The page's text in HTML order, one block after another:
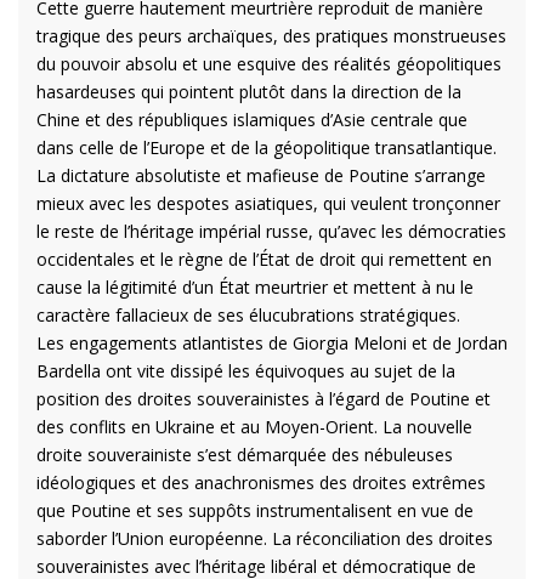
Cette guerre hautement meurtrière reproduit de manière
tragique des peurs archaïques, des pratiques monstrueuses
du pouvoir absolu et une esquive des réalités géopolitiques
hasardeuses qui pointent plutôt dans la direction de la
Chine et des républiques islamiques d’Asie centrale que
dans celle de l’Europe et de la géopolitique transatlantique.
La dictature absolutiste et mafieuse de Poutine s’arrange
mieux avec les despotes asiatiques, qui veulent tronçonner
le reste de l’héritage impérial russe, qu’avec les démocraties
occidentales et le règne de l’État de droit qui remettent en
cause la légitimité d’un État meurtrier et mettent à nu le
caractère fallacieux de ses élucubrations stratégiques.
Les engagements atlantistes de Giorgia Meloni et de Jordan
Bardella ont vite dissipé les équivoques au sujet de la
position des droites souverainistes à l’égard de Poutine et
des conflits en Ukraine et au Moyen-Orient. La nouvelle
droite souverainiste s’est démarquée des nébuleuses
idéologiques et des anachronismes des droites extrêmes
que Poutine et ses suppôts instrumentalisent en vue de
saborder l’Union européenne. La réconciliation des droites
souverainistes avec l’héritage libéral et démocratique de